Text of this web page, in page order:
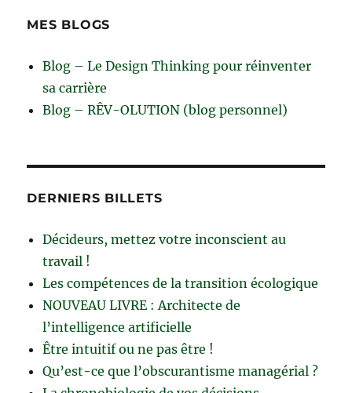
MES BLOGS
Blog – Le Design Thinking pour réinventer
sa carrière
Blog – RÊV-OLUTION (blog personnel)
DERNIERS BILLETS
Décideurs, mettez votre inconscient au
travail !
Les compétences de la transition écologique
NOUVEAU LIVRE : Architecte de
l’intelligence artificielle
Être intuitif ou ne pas être !
Qu’est-ce que l’obscurantisme managérial ?